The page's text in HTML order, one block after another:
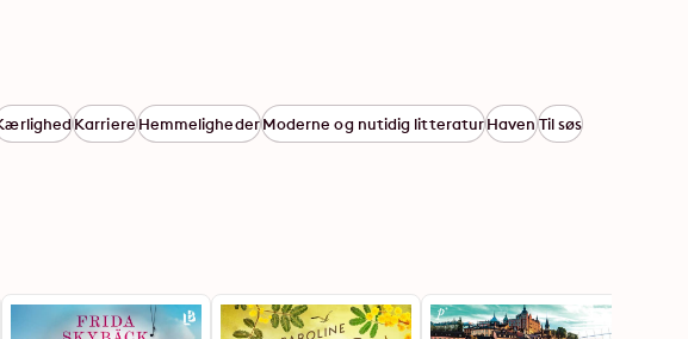
KarriereHemmelighederModerne og nutidig litteraturHavenTil søs